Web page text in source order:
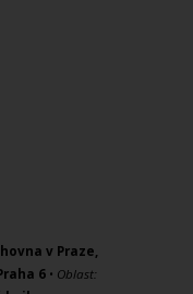
v Praze,
6 • Oblast: